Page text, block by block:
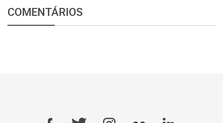
COMENTÁRIOS